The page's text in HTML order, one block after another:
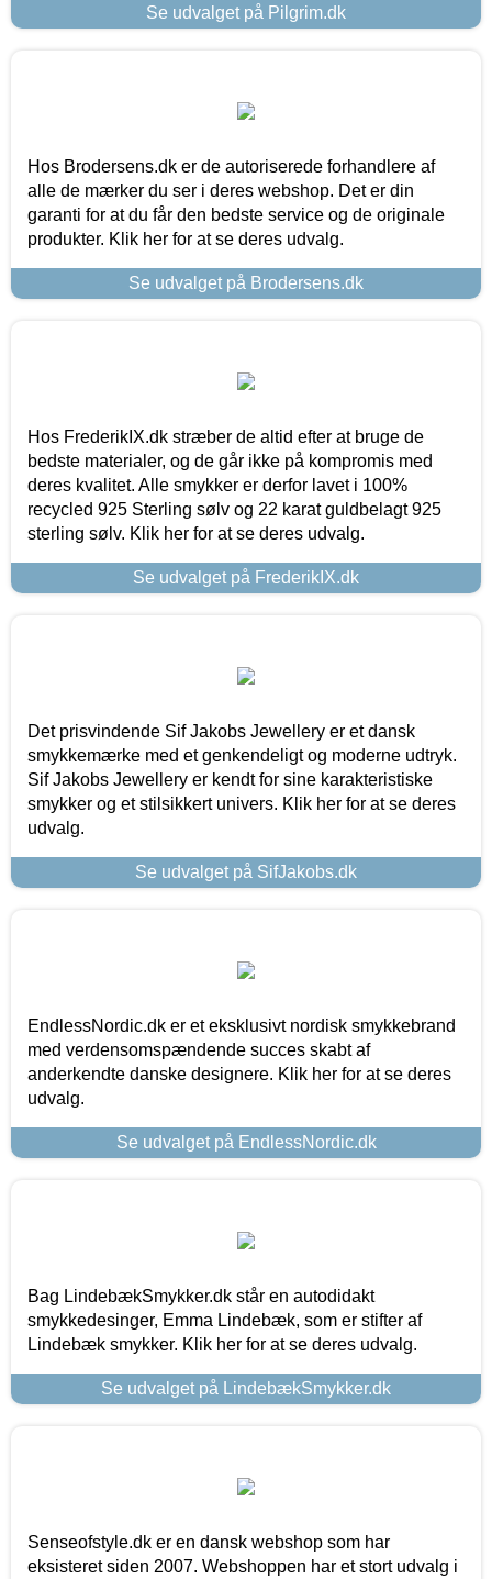
Se udvalget på Pilgrim.dk
Hos Brodersens.dk er de autoriserede forhandlere af
alle de mærker du ser i deres webshop. Det er din
garanti for at du får den bedste service og de originale
produkter. Klik her for at se deres udvalg.
Se udvalget på Brodersens.dk
Hos FrederikIX.dk stræber de altid efter at bruge de
bedste materialer, og de går ikke på kompromis med
deres kvalitet. Alle smykker er derfor lavet i 100%
recycled 925 Sterling sølv og 22 karat guldbelagt 925
sterling sølv. Klik her for at se deres udvalg.
Se udvalget på FrederikIX.dk
Det prisvindende Sif Jakobs Jewellery er et dansk
smykkemærke med et genkendeligt og moderne udtryk.
Sif Jakobs Jewellery er kendt for sine karakteristiske
smykker og et stilsikkert univers. Klik her for at se deres
udvalg.
Se udvalget på SifJakobs.dk
EndlessNordic.dk er et eksklusivt nordisk smykkebrand
med verdensomspændende succes skabt af
anderkendte danske designere. Klik her for at se deres
udvalg.
Se udvalget på EndlessNordic.dk
Bag LindebækSmykker.dk står en autodidakt
smykkedesinger, Emma Lindebæk, som er stifter af
Lindebæk smykker. Klik her for at se deres udvalg.
Se udvalget på LindebækSmykker.dk
Senseofstyle.dk er en dansk webshop som har
eksisteret siden 2007. Webshoppen har et stort udvalg i